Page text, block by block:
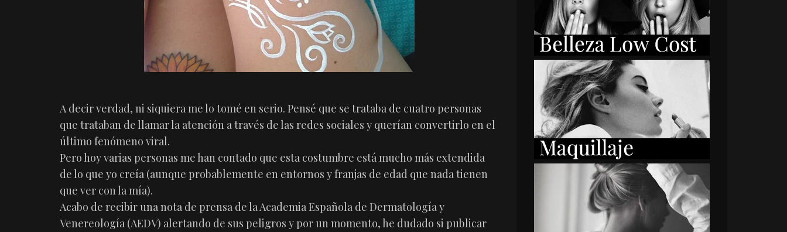
A decir verdad, ni siquiera me lo tomé en serio. Pensé que se trataba de cuatro personas
que trataban de llamar la atención a través de las redes sociales y querían convertirlo en el
último fenómeno viral.
Pero hoy varias personas me han contado que esta costumbre está mucho más extendida
de lo que yo creía (aunque probablemente en entornos y franjas de edad que nada tienen
que ver con la mía).
Acabo de recibir una nota de prensa de la Academia Española de Dermatología y
Venereología (AEDV) alertando de sus peligros y por un momento, he dudado si publicar